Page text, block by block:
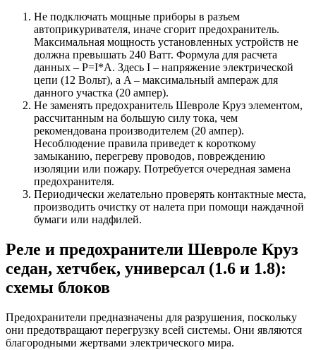
Не подключать мощные приборы в разъем
автоприкуривателя, иначе сгорит предохранитель.
Максимальная мощность установленных устройств не
должна превышать 240 Ватт. Формула для расчета
данных – P=I*A. Здесь I – напряжение электрической
цепи (12 Вольт), а A – максимальный ампераж для
данного участка (20 ампер).
Не заменять предохранитель Шевроле Круз элементом,
рассчитанным на большую силу тока, чем
рекомендована производителем (20 ампер).
Несоблюдение правила приведет к короткому
замыканию, перегреву проводов, повреждению
изоляции или пожару. Потребуется очередная замена
предохранителя.
Периодически желательно проверять контактные места,
производить очистку от налета при помощи наждачной
бумаги или надфилей.
Реле и предохранители Шевроле Круз
седан, хетчбек, универсал (1.6 и 1.8):
схемы блоков
Предохранители предназначены для разрушения, поскольку
они предотвращают перегрузку всей системы. Они являются
благородными жертвами электрического мира.